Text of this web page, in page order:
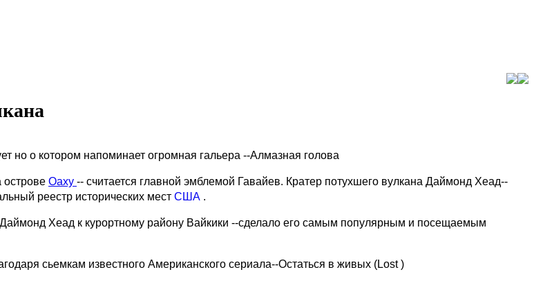
но о котором напоминает огромная гальера --Алмазная голова
острове Оаху -- считается главной эмблемой Гавайев. Кратер потухшего вулкана Даймонд Хеад--
реестр исторических мест США .
Хеад к курортному району Вайкики --сделало его самым популярным и посещаемым
сьемкам известного Американского сериала--Остаться в живых (Lost )